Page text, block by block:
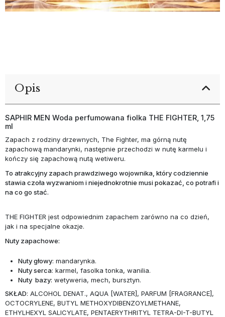
Opis
SAPHIR MEN Woda perfumowana fiolka THE FIGHTER, 1,75
ml
Zapach z rodziny drzewnych, The Fighter, ma górną nutę
zapachową mandarynki, następnie przechodzi w nutę karmelu i
kończy się zapachową nutą wetiweru.
To atrakcyjny zapach prawdziwego wojownika, który codziennie
stawia czoła wyzwaniom i niejednokrotnie musi pokazać, co potrafi i
na co go stać.
THE FIGHTER jest odpowiednim zapachem zarówno na co dzień,
jak i na specjalne okazje.
Nuty zapachowe:
Nuty głowy: mandarynka.
Nuty serca: karmel, fasolka tonka, wanilia.
Nuty bazy: wetyweria, mech, bursztyn.
SKŁAD: ALCOHOL DENAT., AQUA [WATER], PARFUM [FRAGRANCE],
OCTOCRYLENE, BUTYL METHOXYDIBENZOYLMETHANE,
ETHYLHEXYL SALICYLATE, PENTAERYTHRITYL TETRA-DI-T-BUTYL